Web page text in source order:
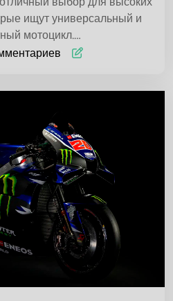
ищут универсальный и
мотоцикл.…